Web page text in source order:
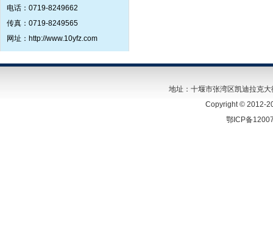
电话：0719-8249662
传真：0719-8249565
网址：http://www.10yfz.com
地址：十堰市张湾区凯迪拉克
Copyright © 2012-
鄂ICP备